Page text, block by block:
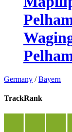
Germany /Bayern
TrackRank